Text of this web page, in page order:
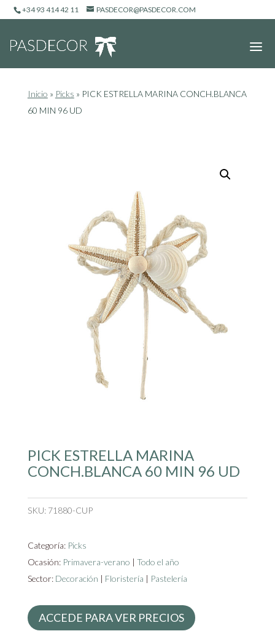
+34 93 414 42 11 PASDECOR@PASDECOR.COM
Inicio » Picks » PICK ESTRELLA MARINA CONCH.BLANCA
60 MIN 96 UD
PICK ESTRELLA MARINA
CONCH.BLANCA 60 MIN 96 UD
SKU: 71880-CUP
Categoría: Picks
Ocasión: Primavera-verano | Todo el año
Sector: Decoración | Floristería | Pastelería
ACCEDE PARA VER PRECIOS